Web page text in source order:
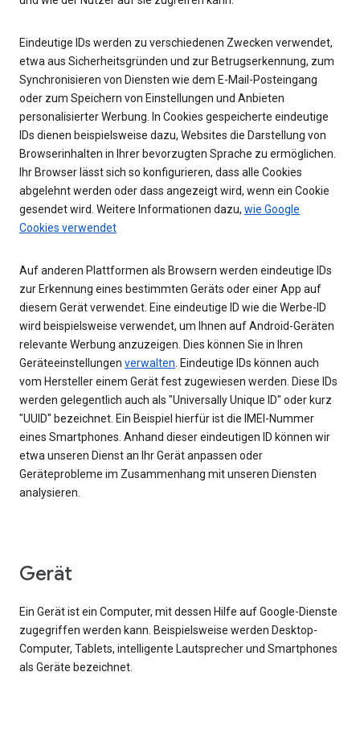
Eindeutige IDs werden zu verschiedenen Zwecken verwendet,
etwa aus Sicherheitsgründen und zur Betrugserkennung, zum
Synchronisieren von Diensten wie dem E-Mail-Posteingang
oder zum Speichern von Einstellungen und Anbieten
personalisierter Werbung. In Cookies gespeicherte eindeutige
IDs dienen beispielsweise dazu, Websites die Darstellung von
Browserinhalten in Ihrer bevorzugten Sprache zu ermöglichen.
Ihr Browser lässt sich so konfigurieren, dass alle Cookies
abgelehnt werden oder dass angezeigt wird, wenn ein Cookie
gesendet wird. Weitere Informationen dazu, wie Google
Cookies verwendet
Auf anderen Plattformen als Browsern werden eindeutige IDs
zur Erkennung eines bestimmten Geräts oder einer App auf
diesem Gerät verwendet. Eine eindeutige ID wie die Werbe-ID
wird beispielsweise verwendet, um Ihnen auf Android-Geräten
relevante Werbung anzuzeigen. Dies können Sie in Ihren
Geräteeinstellungen verwalten. Eindeutige IDs können auch
vom Hersteller einem Gerät fest zugewiesen werden. Diese IDs
werden gelegentlich auch als "Universally Unique ID" oder kurz
"UUID" bezeichnet. Ein Beispiel hierfür ist die IMEI-Nummer
eines Smartphones. Anhand dieser eindeutigen ID können wir
etwa unseren Dienst an Ihr Gerät anpassen oder
Geräteprobleme im Zusammenhang mit unseren Diensten
analysieren.
Gerät
Ein Gerät ist ein Computer, mit dessen Hilfe auf Google-Dienste
zugegriffen werden kann. Beispielsweise werden Desktop-
Computer, Tablets, intelligente Lautsprecher und Smartphones
als Geräte bezeichnet.